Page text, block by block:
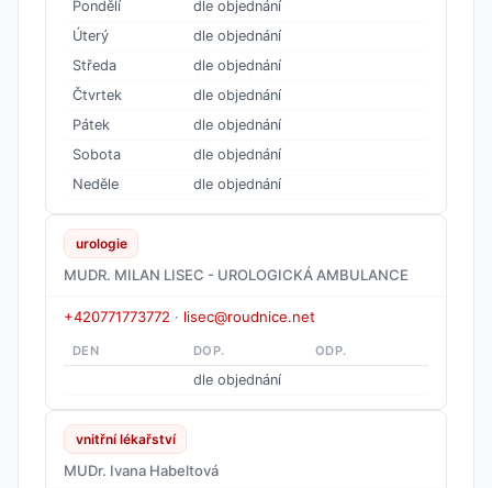
Pondělí
dle objednání
Úterý
dle objednání
Středa
dle objednání
Čtvrtek
dle objednání
Pátek
dle objednání
Sobota
dle objednání
Neděle
dle objednání
urologie
MUDR. MILAN LISEC - UROLOGICKÁ AMBULANCE
+420771773772 · lisec@roudnice.net
DEN DOP. ODP.
dle objednání
vnitřní lékařství
MUDr. Ivana Habeltová